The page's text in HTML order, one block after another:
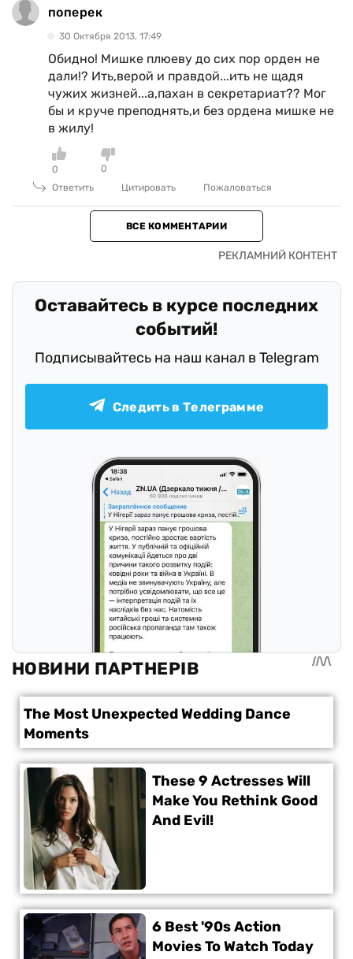
поперек
30 Октября 2013, 17:49
Обидно! Мишке плюеву до сих пор орден не
дали!? Ить,верой и правдой...ить не щадя
чужих жизней...а,пахан в секретариат?? Мог
бы и круче преподнять,и без ордена мишке не
в жилу!
0
0
Ответить
Цитировать Пожаловаться
ВСЕ КОММЕНТАРИИ
Оставайтесь в курсе последних
событий!
Подписывайтесь на наш канал в Telegram
Следить в Телеграмме